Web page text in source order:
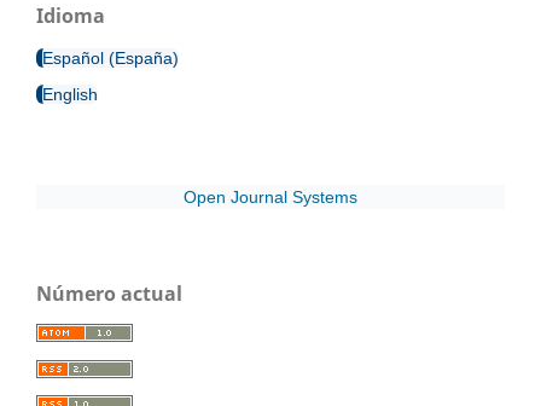
Idioma
Español (España)
English
Open Journal Systems
Número actual